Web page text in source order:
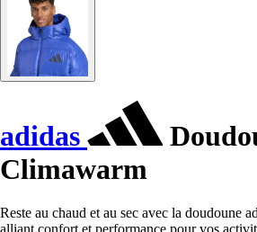
adidas
Climawarm
Reste au chaud et au sec avec la doudoune